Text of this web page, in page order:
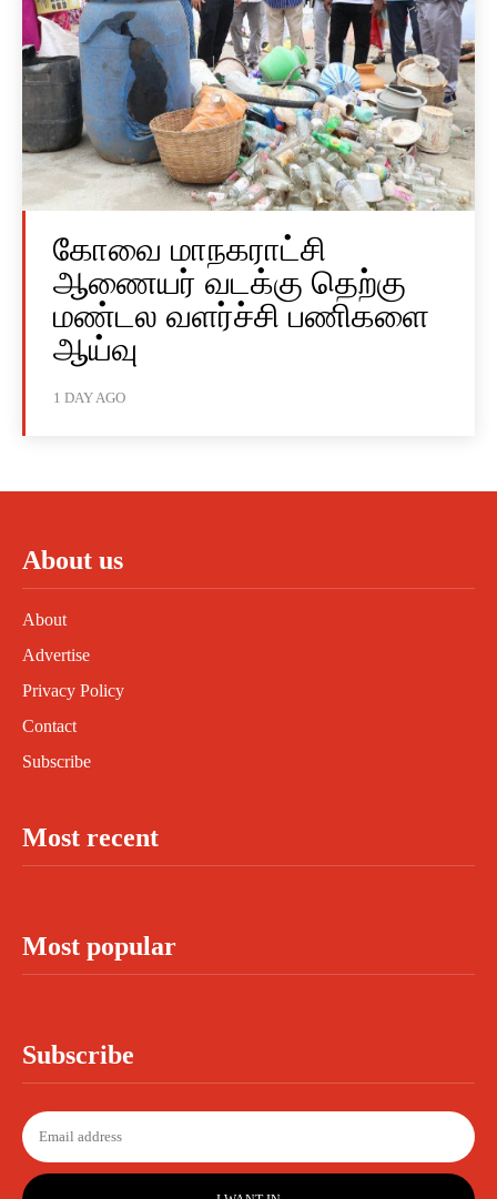
கோவை மாநகராட்சி
ஆணையர் வடக்கு தெற்கு
மண்டல வளர்ச்சி பணிகளை
ஆய்வு
1 DAY AGO
About us
About
Advertise
Privacy Policy
Contact
Subscribe
Most recent
Most popular
Subscribe